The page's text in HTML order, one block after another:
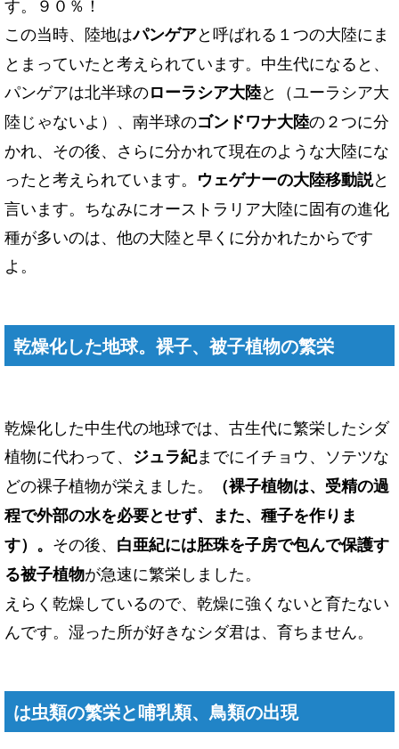
す。９０％！
この当時、陸地はパンゲアと呼ばれる１つの大陸にま
とまっていたと考えられています。中生代になると、
パンゲアは北半球のローラシア大陸と（ユーラシア大
陸じゃないよ）、南半球のゴンドワナ大陸の２つに分
かれ、その後、さらに分かれて現在のような大陸にな
ったと考えられています。 ウェゲナーの大陸移動説と
言います。ちなみにオーストラリア大陸に固有の進化
種が多いのは、他の大陸と早くに分かれたからです
よ。
乾燥化した地球。裸子、被子植物の繁栄
乾燥化した中生代の地球では、古生代に繁栄したシダ
植物に代わって、 ジュラ紀までにイチョウ、ソテツな
どの裸子植物が栄えました。
（裸子植物は、受精の過
程で外部の水を必要とせず、また、種子を作りま
す）。 その後、 白亜紀には胚珠を子房で包んで保護す
る被子植物が急速に繁栄しました。
えらく乾燥しているので、乾燥に強くないと育たない
んです。湿った所が好きなシダ君は、育ちません。
は虫類の繁栄と哺乳類、鳥類の出現